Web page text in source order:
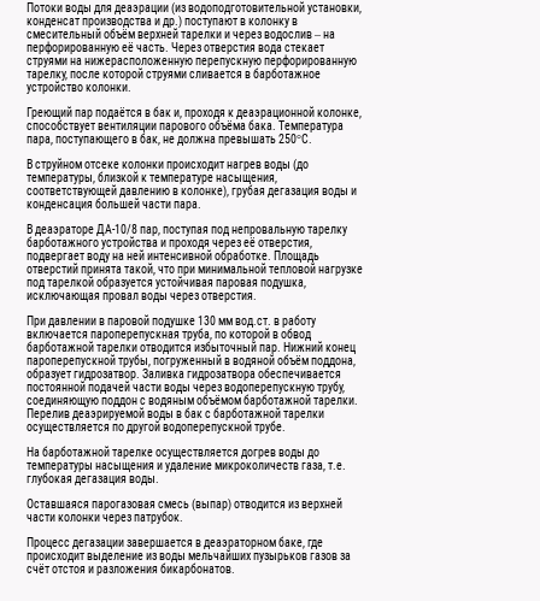
Потоки воды для деаэрации (из водоподготовительной установки,
конденсат производства и др.) поступают в колонку в
смесительный объём верхней тарелки и через водослив – на
перфорированную её часть. Через отверстия вода стекает
струями на нижерасположенную перепускную перфорированную
тарелку, после которой струями сливается в барботажное
устройство колонки.
Греющий пар подаётся в бак и, проходя к деаэрационной колонке,
способствует вентиляции парового объёма бака. Температура
пара, поступающего в бак, не должна превышать 250°С.
В струйном отсеке колонки происходит нагрев воды (до
температуры, близкой к температуре насыщения,
соответствующей давлению в колонке), грубая дегазация воды и
конденсация большей части пара.
В деаэраторе ДА-10/8 пар, поступая под непровальную тарелку
барботажного устройства и проходя через её отверстия,
подвергает воду на ней интенсивной обработке. Площадь
отверстий принята такой, что при минимальной тепловой нагрузке
под тарелкой образуется устойчивая паровая подушка,
исключающая провал воды через отверстия.
При давлении в паровой подушке 130 мм вод.ст. в работу
включается пароперепускная труба, по которой в обвод
барботажной тарелки отводится избыточный пар. Нижний конец
пароперепускной трубы, погруженный в водяной объём поддона,
образует гидрозатвор. Заливка гидрозатвора обеспечивается
постоянной подачей части воды через водоперепускную трубу,
соединяющую поддон с водяным объёмом барботажной тарелки.
Перелив деаэрируемой воды в бак с барботажной тарелки
осуществляется по другой водоперепускной трубе.
На барботажной тарелке осуществляется догрев воды до
температуры насыщения и удаление микроколичеств газа, т.е.
глубокая дегазация воды.
Оставшаяся парогазовая смесь (выпар) отводится из верхней
части колонки через патрубок.
Процесс дегазации завершается в деаэраторном баке, где
происходит выделение из воды мельчайших пузырьков газов за
счёт отстоя и разложения бикарбонатов.